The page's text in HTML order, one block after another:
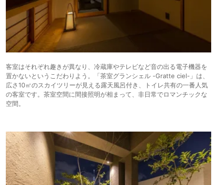
客室はそれぞれ趣きが異なり、冷蔵庫やテレビなど音の出る電子機器を
置かないというこだわりよう。「茶室グランシェル -Gratte ciel-」は、
広さ10㎡のスカイツリーが見える露天風呂付き、トイレ共有の一番人気
の客室です。茶室空間に間接照明が相まって、非日常でロマンチックな
空間。